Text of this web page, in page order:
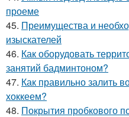
проеме
45. Преимущества и
изыскателей
46. Как оборудовать
занятий бадминтоном?
47. Как правильно залить
хоккеем?
48. Покрытия пробкового